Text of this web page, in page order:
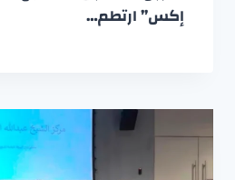
إكس” ارتطم…